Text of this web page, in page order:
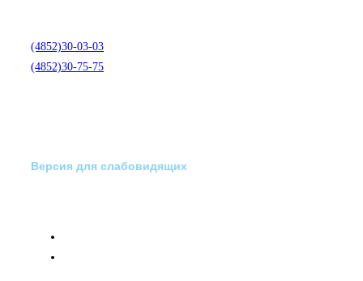
(4852)30-03-03
(4852)30-75-75
Версия для слабовидящих